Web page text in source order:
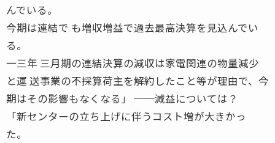
んでいる。
今期は連結で も増収増益で過去最高決算を見込んでい
る。
一三年 三月期の連結決算の減収は家電関連の物量減少
と運 送事業の不採算荷主を解約したこと等が理由で、今
期はその影響もなくなる」 ──減益については？
「新センターの立ち上げに伴うコスト増が大きかっ
た。